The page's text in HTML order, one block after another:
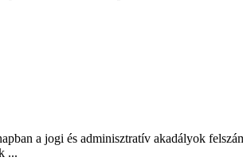
a jogi és adminisztratív akadályok
...